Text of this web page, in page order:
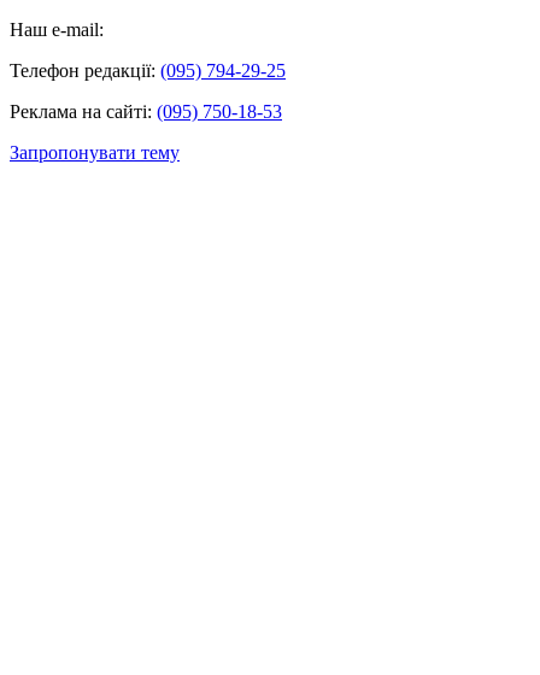
Наш e-mail:
Телефон редакції: (095) 794-29-25
Реклама на сайті: (095) 750-18-53
Запропонувати тему